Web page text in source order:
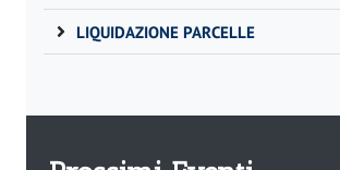
LIQUIDAZIONE PARCELLE